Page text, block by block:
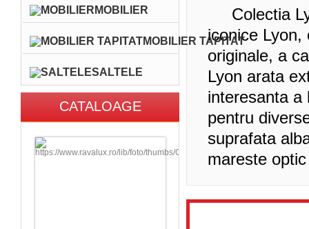
Colectia
iconice Lyon,
originale, a
Lyon arata
interesanta a
pentru
suprafata
mareste
MOBILIER
MOBILIER TAPITAT
SALTELE
CATALOAGE